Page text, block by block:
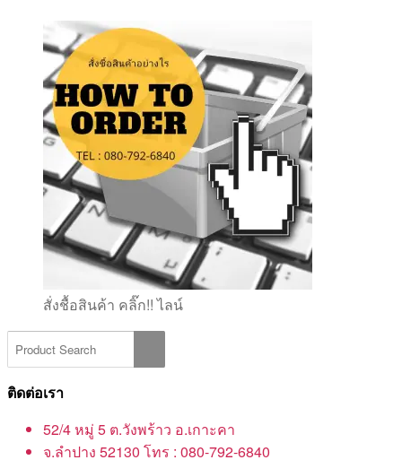
สั่งชื้อสินค้า คลิ๊ก!! ไลน์
ติดต่อเรา
52/4 หมู่ 5 ต.วังพร้าว อ.เกาะคา
จ.ลำปาง 52130 โทร : 080-792-6840